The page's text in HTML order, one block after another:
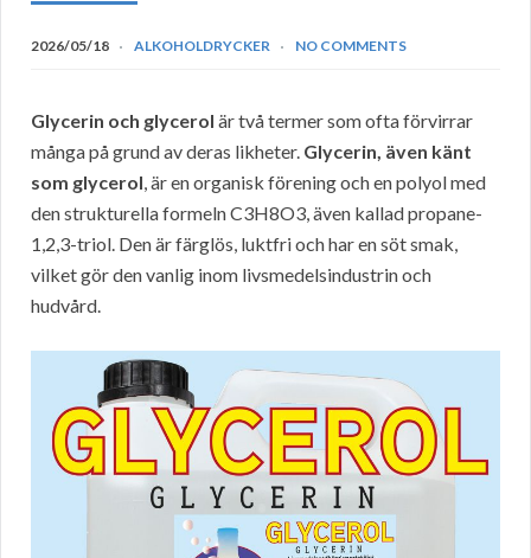
2026/05/18 ALKOHOLDRYCKER NO COMMENTS
Glycerin och glycerol är två termer som ofta förvirrar
många på grund av deras likheter. Glycerin, även känt
som glycerol, är en organisk förening och en polyol med
den strukturella formeln C3H8O3, även kallad propane-
1,2,3-triol. Den är färglös, luktfri och har en söt smak,
vilket gör den vanlig inom livsmedelsindustrin och
hudvård.